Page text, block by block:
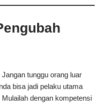
tunggu orang luar
bisa jadi pelaku utama
dengan kompetensi